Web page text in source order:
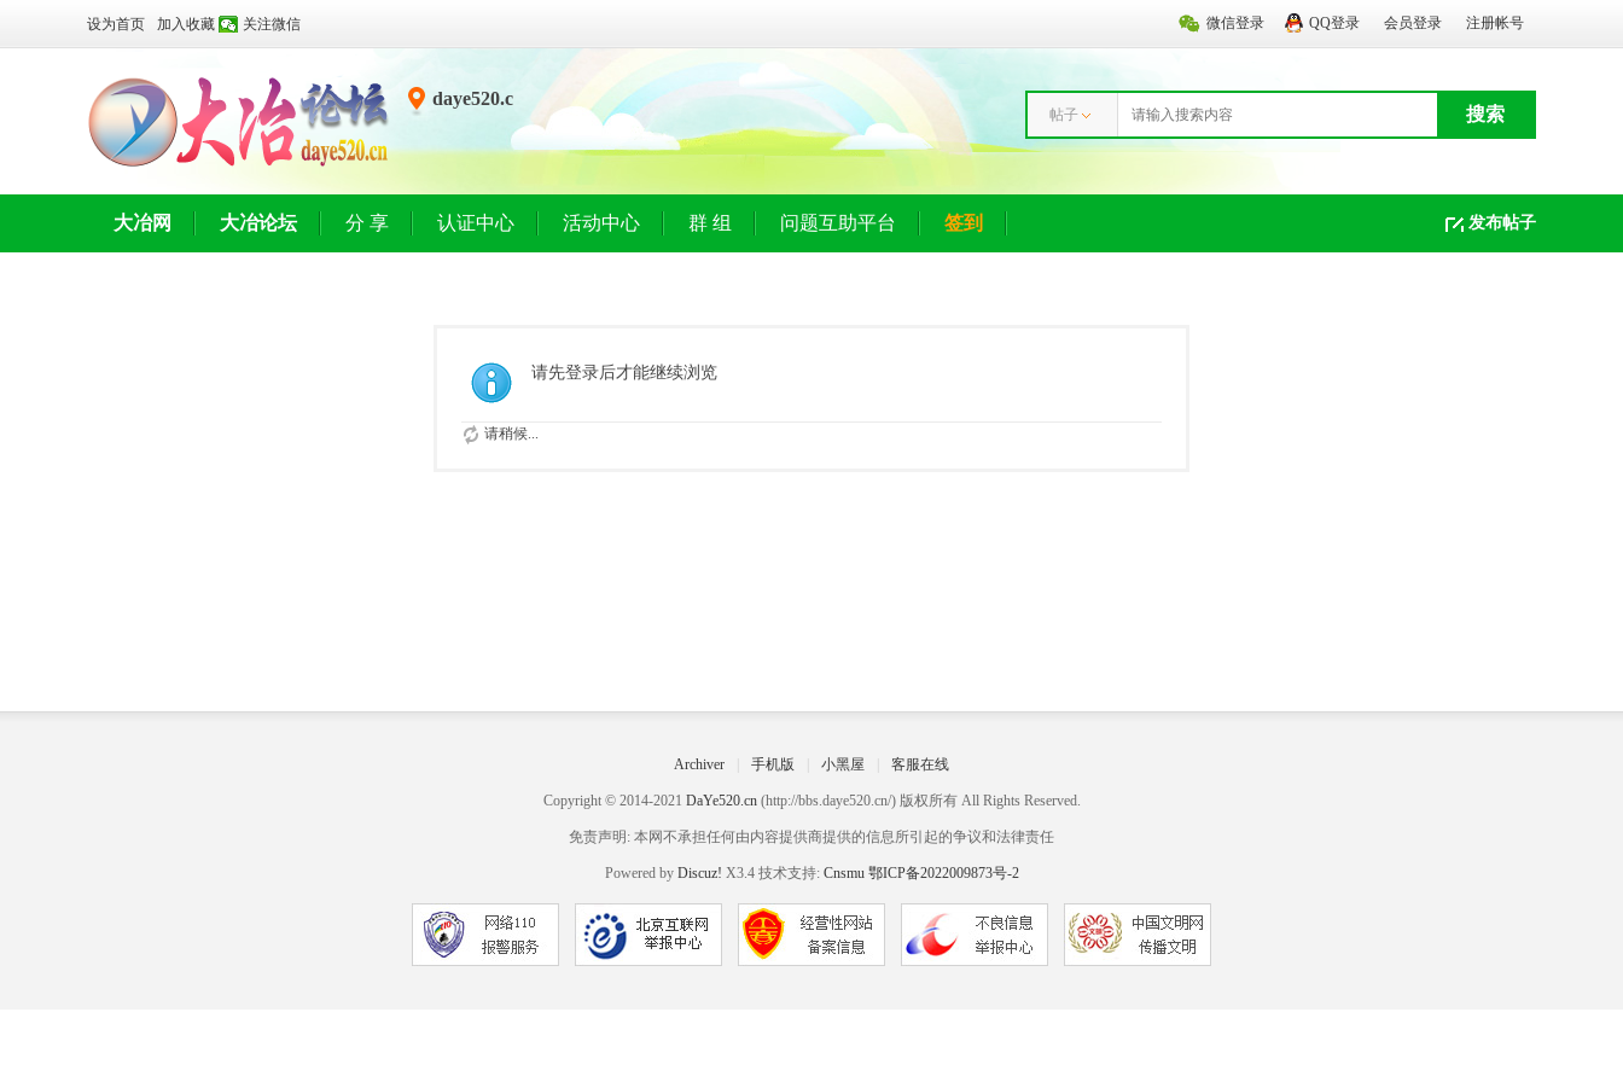
微信登录 QQ登录 会员登录 注册帐号
设为首页 加入收藏 关注微信
daye520.c
帖子 搜索
发布帖子
大冶网 大冶论坛 分 享 认证中心 活动中心 群 组 问题互助平台 签到
请先登录后才能继续浏览
请稍候...
Archiver 手机版 小黑屋 客服在线
Copyright © 2014-2021 DaYe520.cn(http://bbs.daye520.cn/) 版权所有 All Rights Reserved.
免责声明: 本网不承担任何由内容提供商提供的信息所引起的争议和法律责任
Powered by Discuz! X3.4 技术支持: Cnsmu 鄂ICP备2022009873号-2